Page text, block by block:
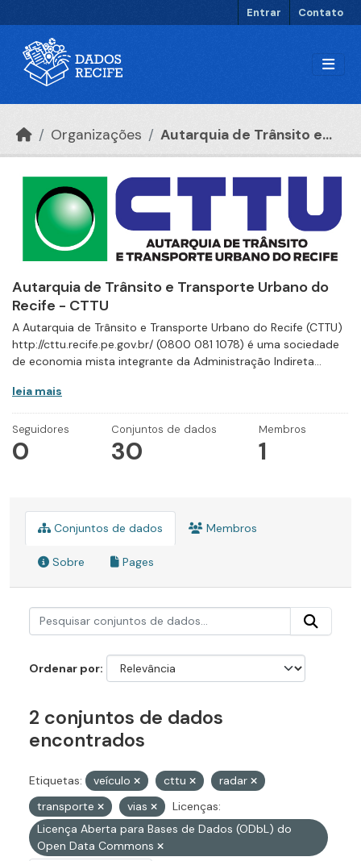
Entrar Contato
Organizações Autarquia de Trânsito e...
Autarquia de Trânsito e Transporte Urbano do
Recife - CTTU
A Autarquia de Trânsito e Transporte Urbano do Recife (CTTU)
http://cttu.recife.pe.gov.br/ (0800 081 1078) é uma sociedade
de economia mista integrante da Administração Indireta...
leia mais
Seguidores
0
Conjuntos de dados
30
Membros
1
Conjuntos de dados Membros
Sobre Pages
Ordenar por
2 conjuntos de dados
encontrados
Etiquetas: veículo cttu
radar
transporte
vias
Licenças:
Licença Aberta para Bases de Dados (ODbL) do
Open Data Commons